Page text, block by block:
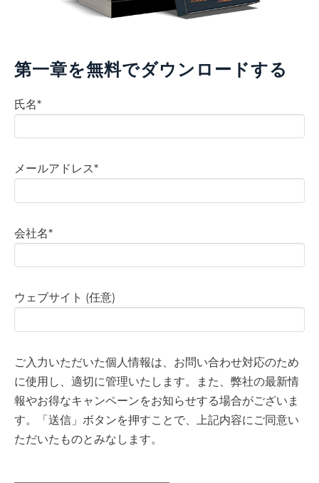
第一章を無料でダウンロードする
氏名*
メールアドレス*
会社名*
ウェブサイト (任意)
ご入力いただいた個人情報は、お問い合わせ対応のため
に使用し、適切に管理いたします。また、弊社の最新情
報やお得なキャンペーンをお知らせする場合がございま
す。「送信」ボタンを押すことで、上記内容にご同意い
ただいたものとみなします。